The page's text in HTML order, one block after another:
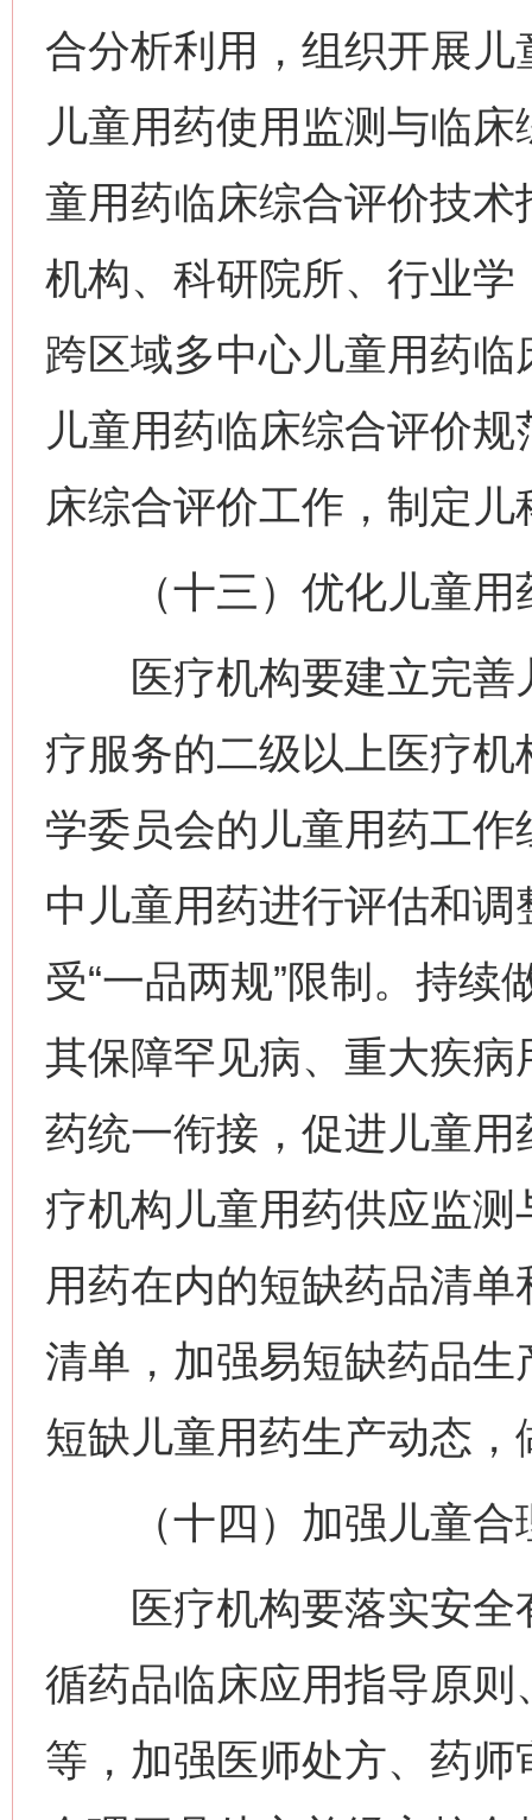
合分析利用，组织开展
儿童用药使用监测与临
童用药临床综合评价技
机构、科研院所、行业
跨区域多中心儿童用药
儿童用药临床综合评价
床综合评价工作，制定
（十三）优化儿童用
医疗机构要建立完善
疗服务的二级以上医疗
学委员会的儿童用药工
中儿童用药进行评估和
受“一品两规”限制。持
其保障罕见病、重大疾
药统一衔接，促进儿童
疗机构儿童用药供应监
用药在内的短缺药品清
清单，加强易短缺药品
短缺儿童用药生产动态，
（十四）加强儿童合
医疗机构要落实安全
循药品临床应用指导原
等，加强医师处方、药